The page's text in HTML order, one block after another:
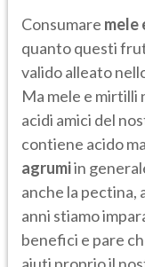
Consumare mele
quanto questi
valido alleato
Ma mele e mirtilli
acidi amici del
contiene acido
agrumiin
anche la pectina,
anni stiamo
benefici e pare